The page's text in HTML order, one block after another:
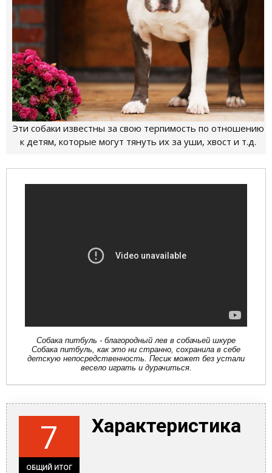
Эти собаки известны за свою терпимость по отношению
к детям, которые могут тянуть их за уши, хвост и т.д.
Собака питбуль - благородный лев в собачьей шкуре
Собака питбуль, как это ни странно, сохранила в себе
детскую непосредственность. Песик может без устали
весело играть и дурачиться.
7
ОБЩИЙ ИТОГ
Характеристика